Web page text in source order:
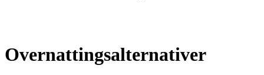
Overnattingsalternativer